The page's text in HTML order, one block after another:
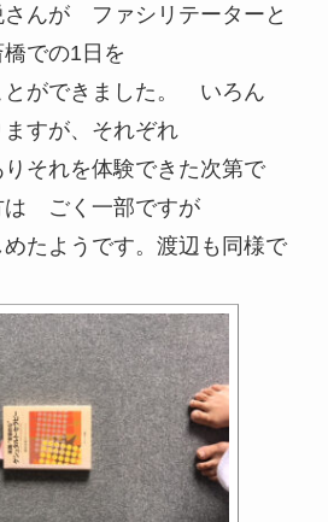
んが ファシリテーターと
での1日を
とができました。 いろん
すが、それぞれ
それを体験できた次第で
は ごく一部ですが
たようです。渡辺も同様で